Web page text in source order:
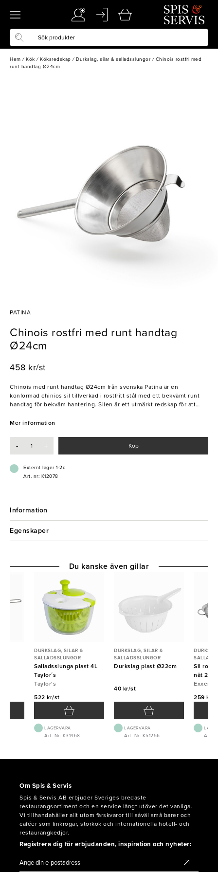
Hem / Kök / Köksredskap / Durkslag, silar & salladsslungor / Chinois rostfri med
runt handtag Ø24cm
PATINA
Chinois rostfri med runt handtag
Ø24cm
458 kr/st
Chinois med runt handtag Ø24cm från svenska Patina är en
konformad chinios sil tillverkad i rostfritt stål med ett bekvämt runt
handtag för bekväm hantering. Silen är ett utmärkt redskap för att
fördelade håligheter. Patina har sedan 2002 försett
sedermera att leverera ett brett, och komplett sortiment av
Mer information
- + Köp
Externt lager 1-2d
Art. nr: K12078
Information
Egenskaper
DURKSLAG, SILAR &
SALLADSSLUNGOR
Salladsslunga plast 4L
Taylor´s
Taylor's
522 kr/st
LAGERVARA
Art. Nr: K31468
DURKSLAG, SILAR &
SALLADSSLUNGOR
Durkslag plast Ø22cm
40 kr/st
LAGERVARA
Art. Nr: K51256
Sil
nät
Exxent
259 kr/
Art.
Du kanske även gillar
Om Spis & Servis
Spis & Servis AB erbjuder Sveriges bredaste
restaurangsortiment och en service långt utöver det vanliga.
Vi tillhandahåller allt utom färskvaror till såväl små barer och
caféer som finkrogar, storkök och internationella hotell- och
restaurangkedjor.
Registrera dig för erbjudanden, inspiration och nyheter: